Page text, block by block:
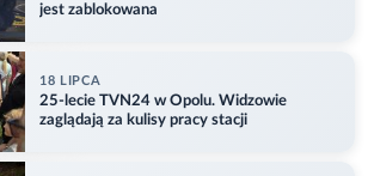
jest zablokowana
18 LIPCA
25-lecie TVN24 w Opolu. Widzowie
zaglądają za kulisy pracy stacji